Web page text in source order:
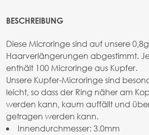
BESCHREIBUNG
Diese Microringe sind auf unsere
Haarverlängerungen abgestimmt.
enthält 100 Microringe aus Kupfer.
Unsere Kupfer-Microringe sind
leicht, so dass der Ring näher am
werden kann, kaum auffällt und
getragen werden kann.
Innendurchmesser: 3.0mm